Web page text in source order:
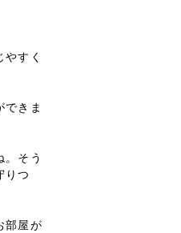
すく
できま
。そう
りつ
部屋が